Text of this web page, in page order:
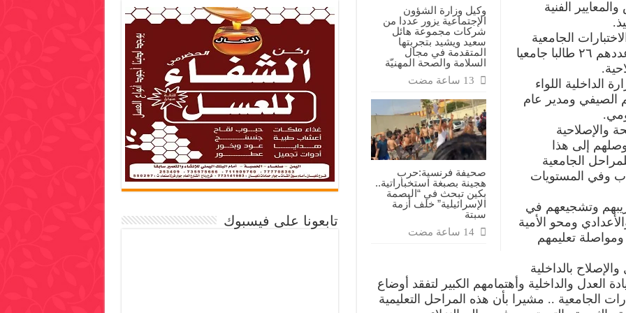
وكيل وزارة الشؤون
الإجتماعية يزور عددا من
شركات مجموعة هائل
سعيد ويشيد بتجربتها
المتقدمة في مجال
السلامة والصحة المهنيّة
صحيفة فرنسية:حرب
هجينة بصبغة استخباراتية..
بكين تبحث في “البصمة
الإسرائيلية” خلف أزمة
سبتة
‏14 ساعة مضت
الفنية
الجامعية
لنزلاء الإصلاحية المركزية بالأمانة وعددهم ٢٦ طالبا جامعيا
الداخلية اللواء
الصيفي ومدير عام
والإصلاحية
إلى هذا
الجامعية
وفي المستويات
وتشجيعهم في
ومحو الأمية
ومواصلة تعليمهم
بالداخلية
العدل والداخلية وأهتمامهم الكبير لتفقد أوضاع
الجامعية .. مشيرا بأن هذه المراحل التعليمية
تابعونا على فيسبوك